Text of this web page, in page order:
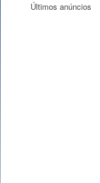
Últimos anúncios